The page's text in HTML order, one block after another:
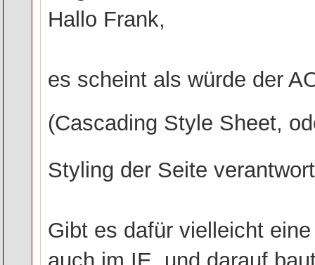
Hallo Frank,
es scheint als würde der
(Cascading Style Sheet,
Styling der Seite
Gibt es dafür vielleicht